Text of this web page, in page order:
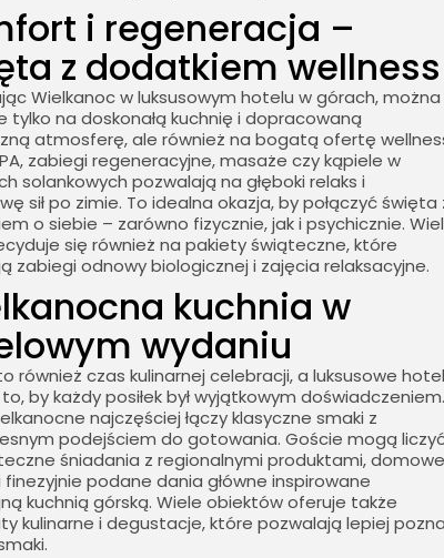
i regeneracja –
z dodatkiem wellness
Wielkanoc w luksusowym hotelu w górach, można
tylko na doskonałą kuchnię i dopracowaną
atmosferę, ale również na bogatą ofertę
zabiegi regeneracyjne, masaże czy kąpiele w
solankowych pozwalają na głęboki relaks i
sił po zimie. To idealna okazja, by połączyć święta
o siebie – zarówno fizycznie, jak i psychicznie.
się również na pakiety świąteczne, które
zabiegi odnowy biologicznej i zajęcia relaksacyjne.
kuchnia w
wydaniu
również czas kulinarnej celebracji, a luksusowe
by każdy posiłek był wyjątkowym doświadczeniem.
najczęściej łączy klasyczne smaki z
podejściem do gotowania. Goście mogą
śniadania z regionalnymi produktami, domowe
finezyjnie podane dania główne inspirowane
kuchnią górską. Wiele obiektów oferuje także
kulinarne i degustacje, które pozwalają lepiej